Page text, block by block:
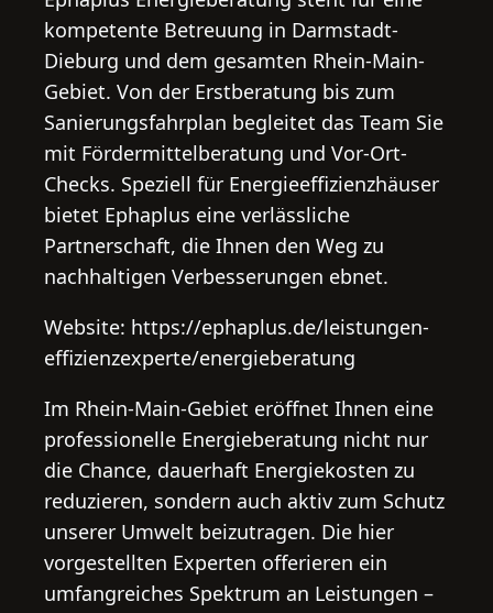
kompetente Betreuung in Darmstadt-
Dieburg und dem gesamten Rhein-Main-
Gebiet. Von der Erstberatung bis zum
Sanierungsfahrplan begleitet das Team Sie
mit Fördermittelberatung und Vor-Ort-
Checks. Speziell für Energieeffizienzhäuser
bietet Ephaplus eine verlässliche
Partnerschaft, die Ihnen den Weg zu
nachhaltigen Verbesserungen ebnet.
Website: https://ephaplus.de/leistungen-
effizienzexperte/energieberatung
Im Rhein-Main-Gebiet eröffnet Ihnen eine
professionelle Energieberatung nicht nur
die Chance, dauerhaft Energiekosten zu
reduzieren, sondern auch aktiv zum Schutz
unserer Umwelt beizutragen. Die hier
vorgestellten Experten offerieren ein
umfangreiches Spektrum an Leistungen –